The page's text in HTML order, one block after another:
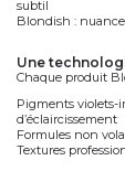
subtil
Blondish :
une
Chaque produit
Pigments violets-
d’éclaircissement
Formules non
Textures